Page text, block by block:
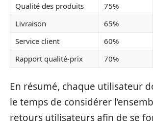
Qualité des produits 75%
Livraison
65%
Service client
60%
Rapport qualité-prix
70%
En résumé, chaque utilisateur
le temps de considérer
retours utilisateurs afin de se